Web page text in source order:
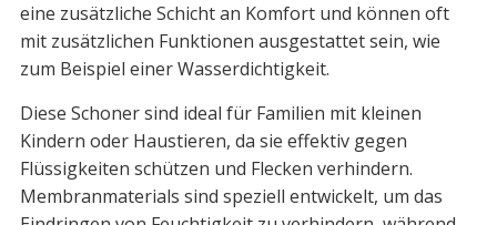
eine zusätzliche Schicht an Komfort und können oft
mit zusätzlichen Funktionen ausgestattet sein, wie
zum Beispiel einer Wasserdichtigkeit.
Diese Schoner sind ideal für Familien mit kleinen
Kindern oder Haustieren, da sie effektiv gegen
Flüssigkeiten schützen und Flecken verhindern.
Membranmaterials sind speziell entwickelt, um das